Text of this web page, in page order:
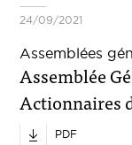
24/09/2021
Assemblées
Assemblée
Actionnaires
PDF